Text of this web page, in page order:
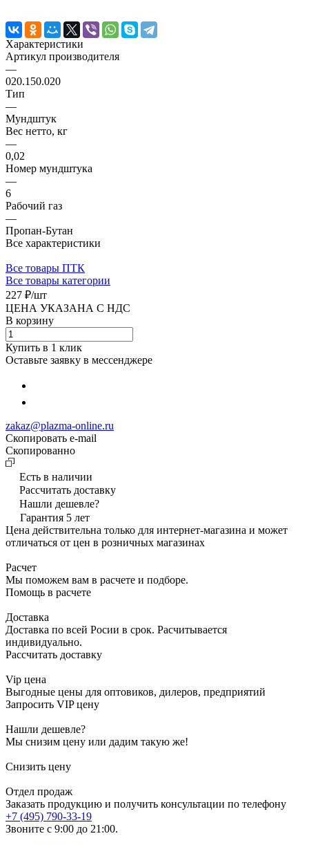
Характеристики
Артикул производителя
—
020.150.020
Тип
—
Мундштук
Вес нетто, кг
—
0,02
Номер мундштука
—
6
Рабочий газ
—
Пропан-Бутан
Все характеристики
Все товары ПТК
Все товары категории
227 ₽/шт
ЦЕНА УКАЗАНА С НДС
В корзину
Купить в 1 клик
Оставьте заявку в мессенджере
zakaz@plazma-online.ru
Скопировать e-mail
Cкопированно
Есть в наличии
Рассчитать доставку
Нашли дешевле?
Гарантия 5 лет
Цена действительна только для интернет-магазина и может
отличаться от цен в розничных магазинах
Расчет
Мы поможем вам в расчете и подборе.
Помощь в расчете
Доставка
Доставка по всей Росии в срок. Расчитывается
индивидуально.
Рассчитать доставку
Vip цена
Выгодные цены для оптовиков, дилеров, предприятий
Запросить VIP цену
Нашли дешевле?
Мы снизим цену или дадим такую же!
Снизить цену
Отдел продаж
Заказать продукцию и получить консультации по телефону
+7 (495) 790-33-19
Звоните с 9:00 до 21:00.